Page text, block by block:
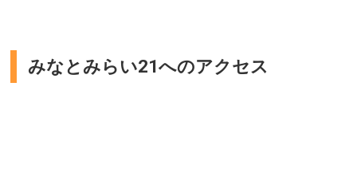
みなとみらい21へのアクセス